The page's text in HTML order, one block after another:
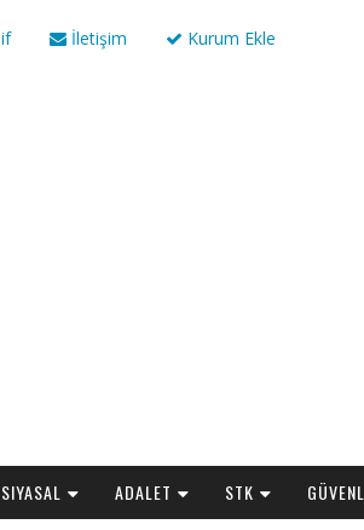
İletişim Kurum Ekle
SIYASAL ADALET STK